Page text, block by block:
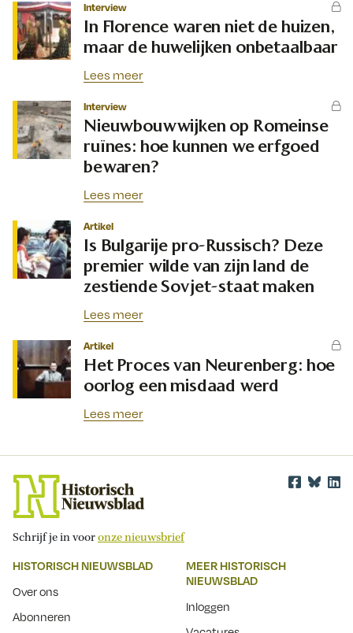
Interview
In Florence waren niet de huizen,
maar de huwelijken onbetaalbaar
Lees meer
Interview
Nieuwbouwwijken op Romeinse
ruïnes: hoe kunnen we erfgoed
bewaren?
Lees meer
Artikel
Is Bulgarije pro-Russisch? Deze
premier wilde van zijn land de
zestiende Sovjet-staat maken
Lees meer
Artikel
Het Proces van Neurenberg: hoe
oorlog een misdaad werd
Lees meer
Schrijf je in vooronze nieuwsbrief
HISTORISCH NIEUWSBLAD
Over ons
Abonneren
MEER HISTORISCH
NIEUWSBLAD
Inloggen